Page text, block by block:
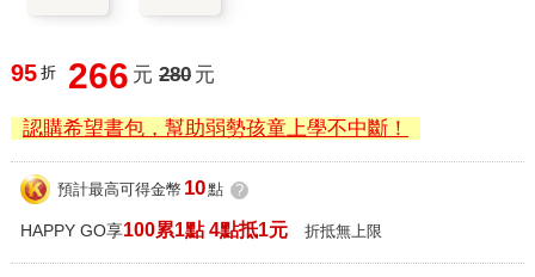
95 折 266 元 280 元
認購希望書包，幫助弱勢孩童上學不中斷！
預計最高可得金幣 10點 ?
HAPPY GO享100累1點 4點抵1元 折抵無上限